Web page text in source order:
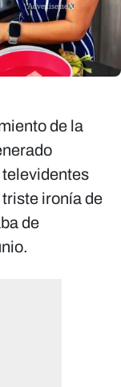
de la
triste ironía de
de
X